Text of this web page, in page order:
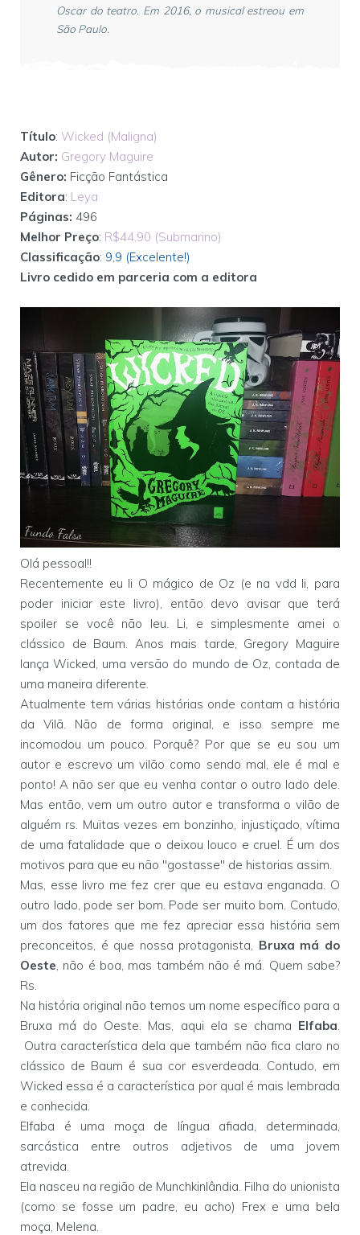
Oscar do teatro. Em 2016, o musical estreou em
São Paulo.
Título: Wicked (Maligna)
Autor: Gregory Maguire
Gênero: Ficção Fantástica
Editora: Leya
Páginas: 496
Melhor Preço: R$44,90 (Submarino)
Classificação: 9,9 (Excelente!)
Livro cedido em parceria com a editora
Olá pessoal!!
Recentemente eu li O mágico de Oz (e na vdd li, para
poder iniciar este livro), então devo avisar que terá
spoiler se você não leu. Li, e simplesmente amei o
clássico de Baum. Anos mais tarde, Gregory Maguire
lança Wicked, uma versão do mundo de Oz, contada de
uma maneira diferente.
Atualmente tem várias histórias onde contam a história
da Vilã. Não de forma original, e isso sempre me
incomodou um pouco. Porquê? Por que se eu sou um
autor e escrevo um vilão como sendo mal, ele é mal e
ponto! A não ser que eu venha contar o outro lado dele.
Mas então, vem um outro autor e transforma o vilão de
alguém rs. Muitas vezes em bonzinho, injustiçado, vítima
de uma fatalidade que o deixou louco e cruel. É um dos
motivos para que eu não "gostasse" de historias assim.
Mas, esse livro me fez crer que eu estava enganada. O
outro lado, pode ser bom. Pode ser muito bom. Contudo,
um dos fatores que me fez apreciar essa história sem
preconceitos, é que nossa protagonista, Bruxa má do
Oeste , não é boa, mas também não é má. Quem sabe?
Rs.
Na história original não temos um nome específico para a
Bruxa má do Oeste. Mas, aqui ela se chama Elfaba
Outra característica dela que também não fica claro no
clássico de Baum é sua cor esverdeada. Contudo, em
Wicked essa é a característica por qual é mais lembrada
e conhecida.
Elfaba é uma moça de língua afiada, determinada,
sarcástica entre outros adjetivos de uma jovem
atrevida.
Ela nasceu na região de Munchkinlândia. Filha do unionista
(como se fosse um padre, eu acho) Frex e uma bela
moça, Melena.